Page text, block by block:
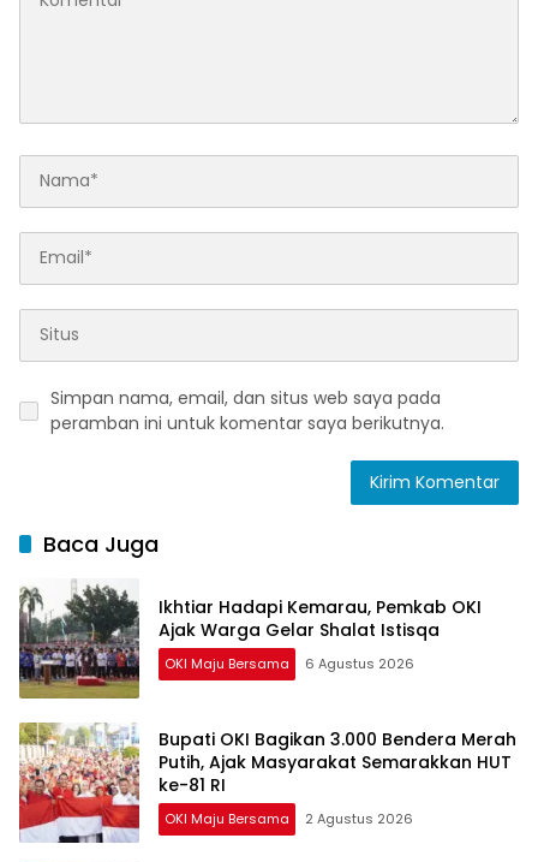
Simpan nama, email, dan situs web saya pada
peramban ini untuk komentar saya berikutnya.
Baca Juga
Ikhtiar Hadapi Kemarau, Pemkab OKI
Ajak Warga Gelar Shalat Istisqa
OKI Maju Bersama 6 Agustus 2026
Bupati OKI Bagikan 3.000 Bendera Merah
Putih, Ajak Masyarakat Semarakkan HUT
ke-81 RI
OKI Maju Bersama 2 Agustus 2026